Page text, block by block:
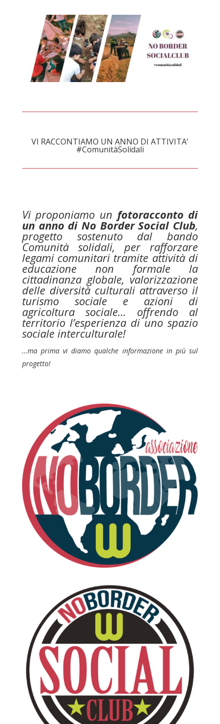
VI RACCONTIAMO UN ANNO DI ATTIVITA’
#ComunitàSolidali
Vi proponiamo un fotoracconto di
un anno di No Border Social Club,
progetto sostenuto dal bando
Comunità solidali, per rafforzare
legami comunitari tramite attività di
educazione non formale la
cittadinanza globale, valorizzazione
delle diversità culturali attraverso il
turismo sociale e azioni di
agricoltura sociale… offrendo al
territorio l’esperienza di uno spazio
sociale interculturale!
…ma prima vi diamo qualche informazione in più sul
progetto!